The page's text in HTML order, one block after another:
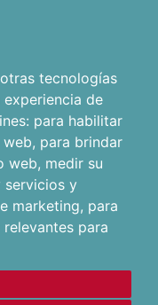
tecnologías
de
para habilitar
, para brindar
web, medir su
servicios y
marketing, para
para